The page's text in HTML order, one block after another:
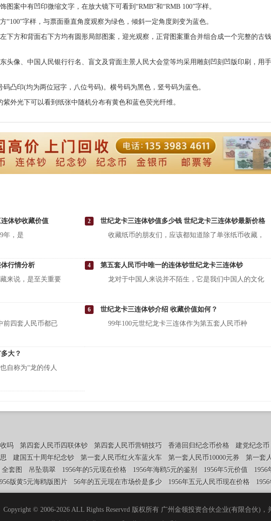
图案中有凹印微缩文字，在放大镜下可看到“RMB”和“RMB 100”字样。
“100”字样，与票面垂直角度观察为绿色，倾斜一定角度则变为蓝色。
下方和背面右下方均有圆形局部图案，迎光观察，正背图案重合并组合成一个完整的古钱
头像、中国人民银行行名、盲文及背面主景人民大会堂等均采用雕刻凹刻凹版印刷，用手
凸印(均为两位冠字，八位号码)。横号码为黑色，竖号码为蓝色。
外光下可以看到纸张中随机分布有黄色和蓝色荧光纤维。
体钞收藏价值
年，是
2
世纪龙卡三连体钞值多少钱 世纪龙卡三连体钞最新价格
收藏纸币的朋友们，应该都知道除了单张纸币收藏，
行情分析
来说，是至关重要
4
第五套人民币中唯一的连体钞世纪龙卡三连体钞
龙对于中国人来说并不陌生，它是我们中国人的文化
四套人民币都已
6
世纪龙卡三连体钞介绍 收藏价值如何？
99年100元世纪龙卡三连体作为第五套人民币种
大？
称为“龙的传人
吗 第四套人民币四联体钞 第四套人民币营销技巧 香港回归纪念币价格 建党纪念币
建国五十周年纪念钞 第一套人民币红火车蓝火车 第一套人民币10000元券 第一套
套图 吊坠翡翠 1956年的5元现在价格 1956年海鸥5元的鉴别 1956年5元价值 1956
版黄5元海鸥版图片 56年的五元现在市场价是多少 1956年五元人民币现在价格
Copyright © 2006-2026 ALL Rights Reservrd 版权所有 广州金领投资合伙企业(有限合伙)，